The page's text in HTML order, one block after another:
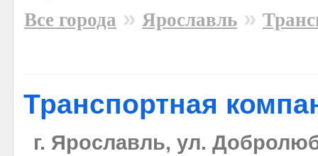
Все города » Ярославль »
Транспортная
г. Ярославль, ул.